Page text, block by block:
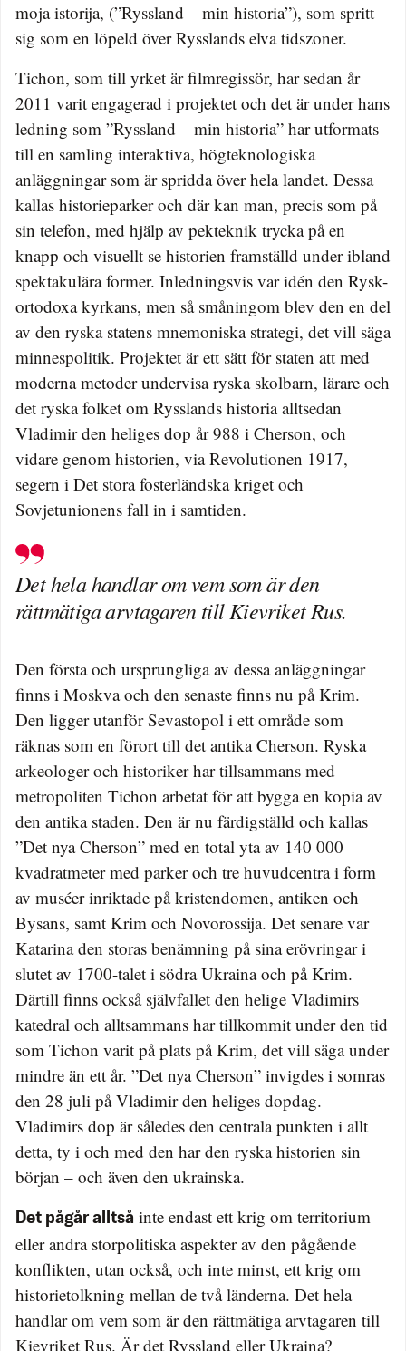
moja istorija, (”Ryssland – min historia”), som spritt
sig som en löpeld över Rysslands elva tidszoner.
Tichon, som till yrket är filmregissör, har sedan år
2011 varit engagerad i projektet och det är under hans
ledning som ”Ryssland – min historia” har utformats
till en samling interaktiva, högteknologiska
anläggningar som är spridda över hela landet. Dessa
kallas historieparker och där kan man, precis som på
sin telefon, med hjälp av pekteknik trycka på en
knapp och visuellt se historien framställd under ibland
spektakulära former. Inledningsvis var idén den Rysk-
ortodoxa kyrkans, men så småningom blev den en del
av den ryska statens mnemoniska strategi, det vill säga
minnespolitik. Projektet är ett sätt för staten att med
moderna metoder undervisa ryska skolbarn, lärare och
det ryska folket om Rysslands historia alltsedan
Vladimir den heliges dop år 988 i Cherson, och
vidare genom historien, via Revolutionen 1917,
segern i Det stora fosterländska kriget och
Sovjetunionens fall in i samtiden.
Det hela handlar om vem som är den
rättmätiga arvtagaren till Kievriket Rus.
Den första och ursprungliga av dessa anläggningar
finns i Moskva och den senaste finns nu på Krim.
Den ligger utanför Sevastopol i ett område som
räknas som en förort till det antika Cherson. Ryska
arkeologer och historiker har tillsammans med
metropoliten Tichon arbetat för att bygga en kopia av
den antika staden. Den är nu färdigställd och kallas
”Det nya Cherson” med en total yta av 140 000
kvadratmeter med parker och tre huvudcentra i form
av muséer inriktade på kristendomen, antiken och
Bysans, samt Krim och Novorossija. Det senare var
Katarina den storas benämning på sina erövringar i
slutet av 1700-talet i södra Ukraina och på Krim.
Därtill finns också självfallet den helige Vladimirs
katedral och alltsammans har tillkommit under den tid
som Tichon varit på plats på Krim, det vill säga under
mindre än ett år. ”Det nya Cherson” invigdes i somras
den 28 juli på Vladimir den heliges dopdag.
Vladimirs dop är således den centrala punkten i allt
detta, ty i och med den har den ryska historien sin
början – och även den ukrainska.
Det pågår alltså inte endast ett krig om territorium
eller andra storpolitiska aspekter av den pågående
konflikten, utan också, och inte minst, ett krig om
historietolkning mellan de två länderna. Det hela
handlar om vem som är den rättmätiga arvtagaren till
Kievriket Rus. Är det Ryssland eller Ukraina?